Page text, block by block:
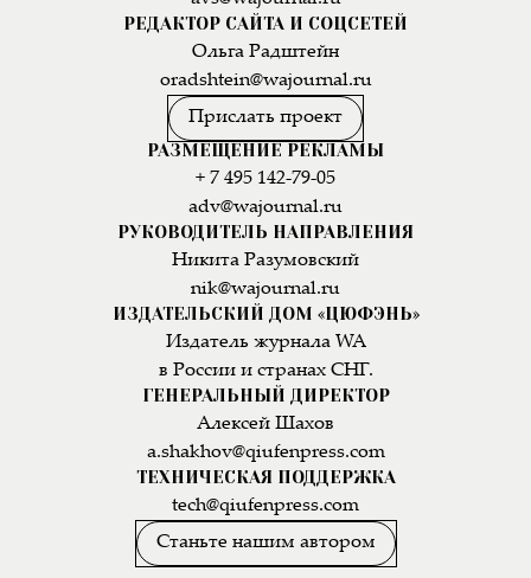
РЕДАКТОР САЙТА И СОЦСЕТЕЙ
Ольга Радштейн
oradshtein@wajournal.ru
Прислать проект
РАЗМЕЩЕНИЕ РЕКЛАМЫ
+ 7 495 142-79-05
adv@wajournal.ru
РУКОВОДИТЕЛЬ НАПРАВЛЕНИЯ
Никита Разумовский
nik@wajournal.ru
ИЗДАТЕЛЬСКИЙ ДОМ «ЦЮФЭНЬ»
Издатель журнала WA
в России и странах СНГ.
ГЕНЕРАЛЬНЫЙ ДИРЕКТОР
Алексей Шахов
a.shakhov@qiufenpress.com
ТЕХНИЧЕСКАЯ ПОДДЕРЖКА
tech@qiufenpress.com
Станьте нашим автором